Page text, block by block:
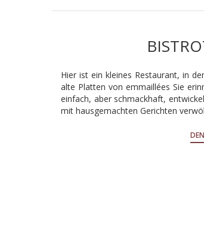
Hier ist ein kleines Restaurant, in
alte Platten von emmaillées Sie
einfach, aber schmackhaft,
mit hausgemachten Gerichten